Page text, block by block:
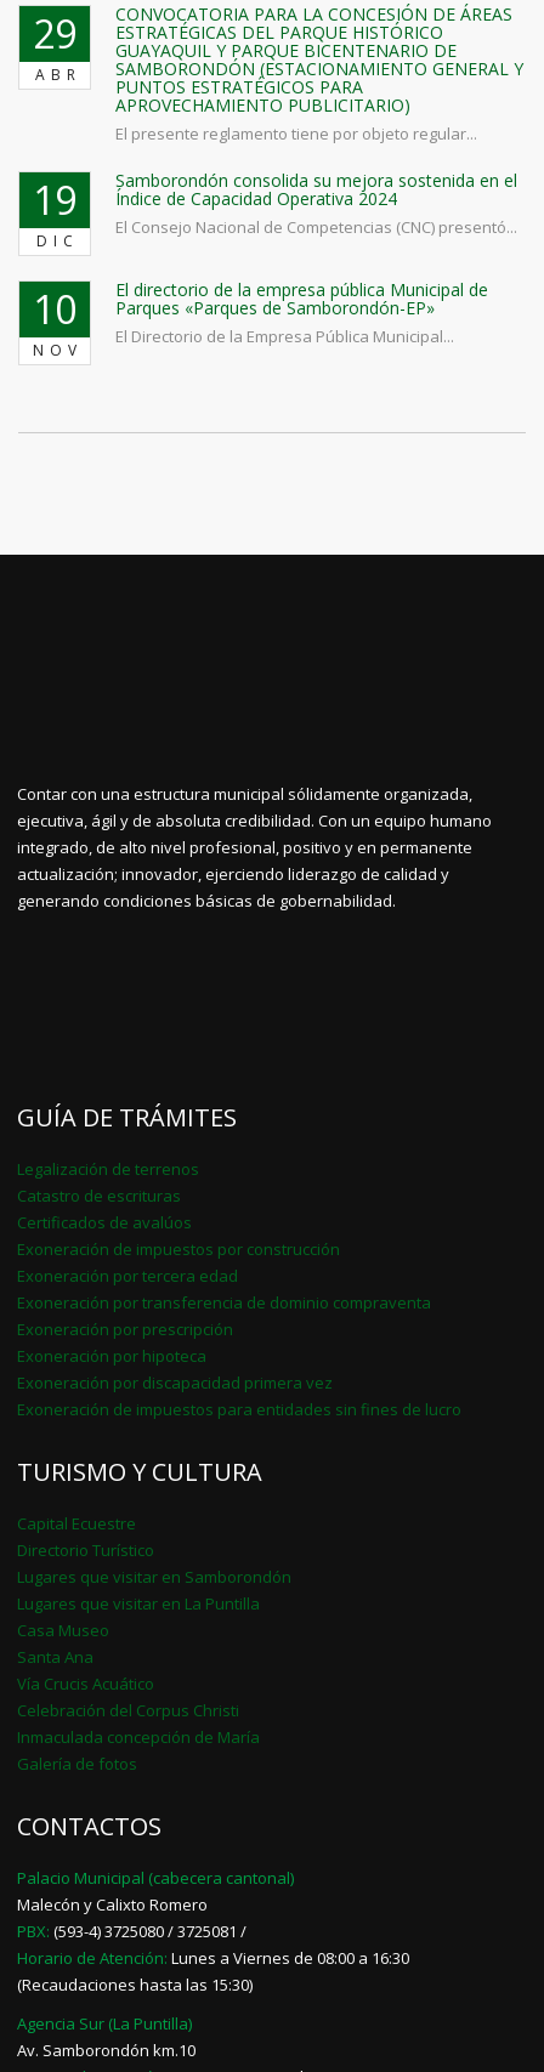
29
ABR
CONVOCATORIA PARA LA CONCESIÓN DE ÁREAS
ESTRATÉGICAS DEL PARQUE HISTÓRICO
GUAYAQUIL Y PARQUE BICENTENARIO DE
SAMBORONDÓN (ESTACIONAMIENTO GENERAL Y
PUNTOS ESTRATÉGICOS PARA
APROVECHAMIENTO PUBLICITARIO)
El presente reglamento tiene por objeto regular...
19
DIC
Samborondón consolida su mejora sostenida en el
Índice de Capacidad Operativa 2024
El Consejo Nacional de Competencias (CNC) presentó...
10
NOV
El directorio de la empresa pública Municipal de
Parques «Parques de Samborondón-EP»
El Directorio de la Empresa Pública Municipal...
Contar con una estructura municipal sólidamente organizada,
ejecutiva, ágil y de absoluta credibilidad. Con un equipo humano
integrado, de alto nivel profesional, positivo y en permanente
actualización; innovador, ejerciendo liderazgo de calidad y
generando condiciones básicas de gobernabilidad.
GUÍA DE TRÁMITES
Legalización de terrenos
Catastro de escrituras
Certificados de avalúos
Exoneración de impuestos por construcción
Exoneración por tercera edad
Exoneración por transferencia de dominio compraventa
Exoneración por prescripción
Exoneración por hipoteca
Exoneración por discapacidad primera vez
Exoneración de impuestos para entidades sin fines de lucro
TURISMO Y CULTURA
Capital Ecuestre
Directorio Turístico
Lugares que visitar en Samborondón
Lugares que visitar en La Puntilla
Casa Museo
Santa Ana
Vía Crucis Acuático
Celebración del Corpus Christi
Inmaculada concepción de María
Galería de fotos
CONTACTOS
Palacio Municipal (cabecera cantonal)
Malecón y Calixto Romero
PBX: (593-4) 3725080 / 3725081 /
Horario de Atención: Lunes a Viernes de 08:00 a 16:30
(Recaudaciones hasta las 15:30)
Agencia Sur (La Puntilla)
Av. Samborondón km.10